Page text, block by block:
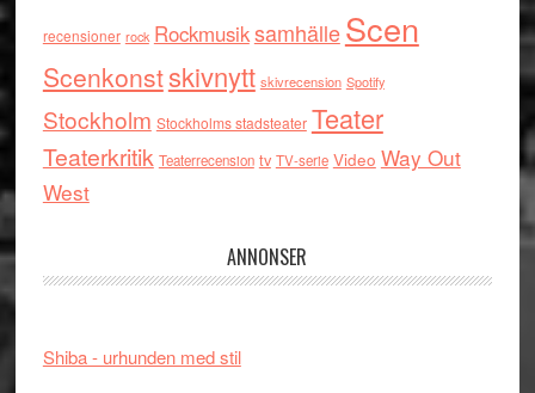
recensioner rock RockmusiksamhälleScen
Scenkonstskivnytt skivrecension Spotify
Stockholm Stockholms stadsteater Teater
Teaterkritik Teaterrecension tv TV-serie Video Way Out
West
ANNONSER
Shiba - urhunden med stil